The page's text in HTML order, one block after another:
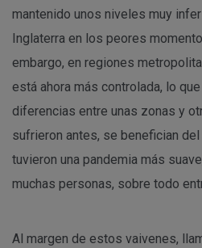
mantenido unos niveles muy
Inglaterra en los peores
embargo, en regiones
está ahora más controlada, lo
diferencias entre unas zonas y
sufrieron antes, se benefician
tuvieron una pandemia más
muchas personas, sobre todo
Al margen de estos vaivenes,